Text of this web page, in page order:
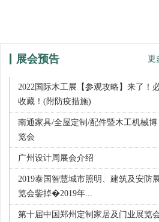
展会预告 更
2022国际木工展【参观攻略】来了！
收藏！(附防疫措施)
南通家具/全屋定制/配件暨木工机械博
览会
广州设计周展会介绍
2019泰国智慧城市照明、建筑及安防
览会鈭掉�2019年...
第十届中国郑州定制家居及门业展览